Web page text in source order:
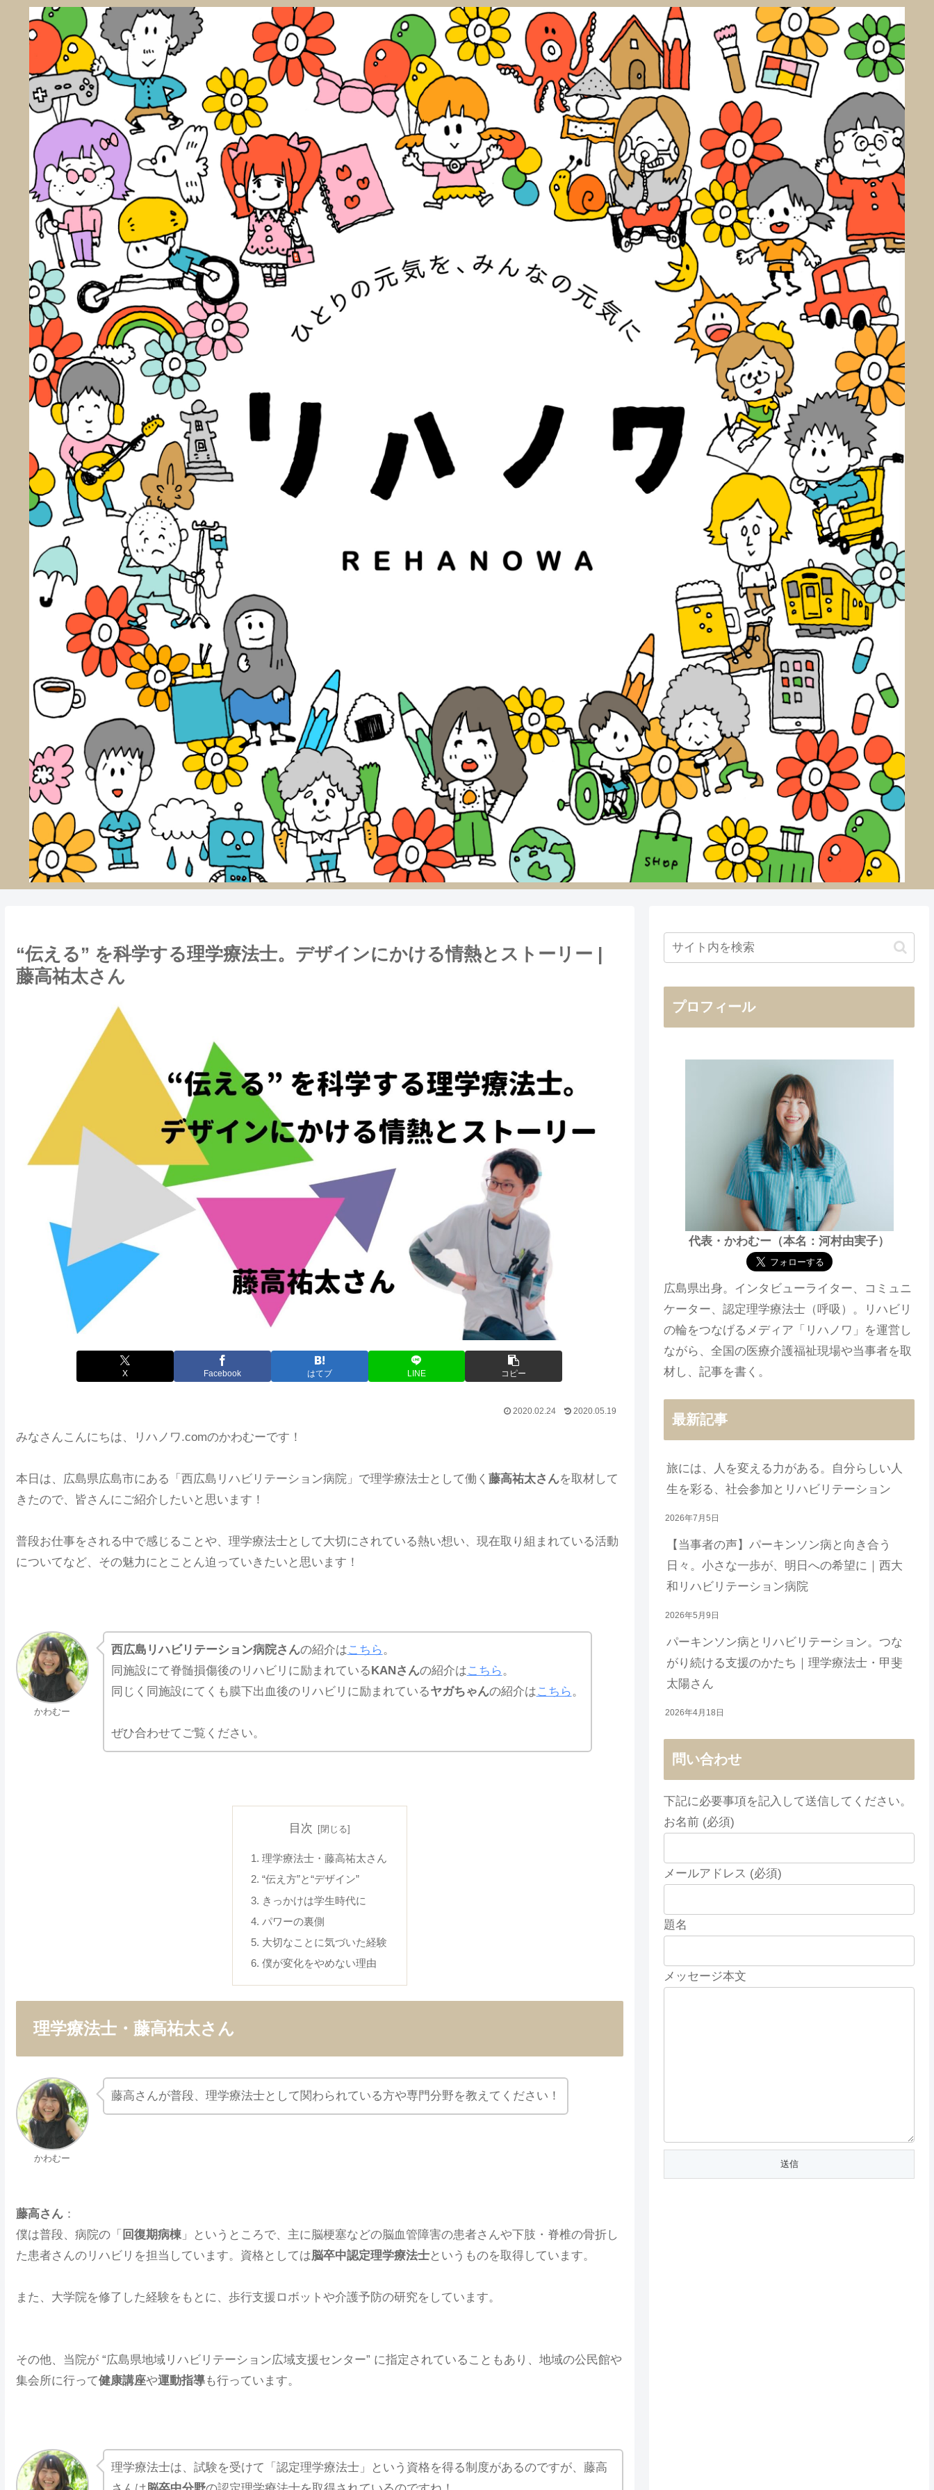
“伝える” を科学する理学療法士。デザインにかける情熱とストーリー |
藤高祐太さん
X Facebook はてブ LINE コピー
2020.02.24 2020.05.19
みなさんこんにちは、リハノワ.comのかわむーです！
本日は、広島県広島市にある「西広島リハビリテーション病院」で理学療法士として働く 藤高祐太さんを取材して
きたので、皆さんにご紹介したいと思います！
普段お仕事をされる中で感じることや、理学療法士として大切にされている熱い想い、現在取り組まれている活動
についてなど、その魅力にとことん迫っていきたいと思います！
かわむー
西広島リハビリテーション病院さんの紹介はこちら 。
同施設にて脊髄損傷後のリハビリに励まれているKANさんの紹介はこちら 。
同じく同施設にてくも膜下出血後のリハビリに励まれているヤガちゃんの紹介はこちら 。
ぜひ合わせてご覧ください。
目次
理学療法士・藤高祐太さん
“伝え方”と“デザイン”
きっかけは学生時代に
パワーの裏側
大切なことに気づいた経験
僕が変化をやめない理由
理学療法士・藤高祐太さん
かわむー
藤高さんが普段、理学療法士として関わられている方や専門分野を教えてください！
藤高さん：
僕は普段、病院の「 回復期病棟」というところで、主に脳梗塞などの脳血管障害の患者さんや下肢・脊椎の骨折し
た患者さんのリハビリを担当しています。資格としては脳卒中認定理学療法士というものを取得しています。
また、大学院を修了した経験をもとに、歩行支援ロボットや介護予防の研究をしています。
その他、当院が “広島県地域リハビリテーション広域支援センター” に指定されていることもあり、地域の公民館や
集会所に行って健康講座や運動指導も行っています。
理学療法士は、試験を受けて「認定理学療法士」という資格を得る制度があるのですが、藤高
プロフィール
代表・かわむー（本名：河村由実子）
広島県出身。インタビューライター、コミュニ
ケーター、認定理学療法士（呼吸）。リハビリ
の輪をつなげるメディア「リハノワ」を運営し
ながら、全国の医療介護福祉現場や当事者を取
材し、記事を書く。
最新記事
旅には、人を変える力がある。自分らしい人
生を彩る、社会参加とリハビリテーション
2026年7月5日
【当事者の声】パーキンソン病と向き合う
日々。小さな一歩が、明日への希望に｜西大
和リハビリテーション病院
2026年5月9日
パーキンソン病とリハビリテーション。つな
がり続ける支援のかたち｜理学療法士・甲斐
太陽さん
2026年4月18日
問い合わせ
下記に必要事項を記入して送信してください。
お名前 (必須)
メールアドレス (必須)
題名
メッセージ本文